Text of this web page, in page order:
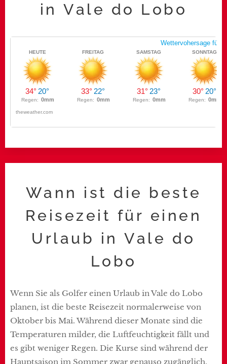
in Vale do Lobo
Wann ist die beste
Reisezeit für einen
Urlaub in Vale do
Lobo
Wenn Sie als Golfer einen Urlaub in Vale do Lobo
planen, ist die beste Reisezeit normalerweise von
Oktober bis Mai. Während dieser Monate sind die
Temperaturen milder, die Luftfeuchtigkeit fällt und
es gibt weniger Regen. Die Kurse sind während der
Hauptsaison im Sommer zwar genauso zugänglich,